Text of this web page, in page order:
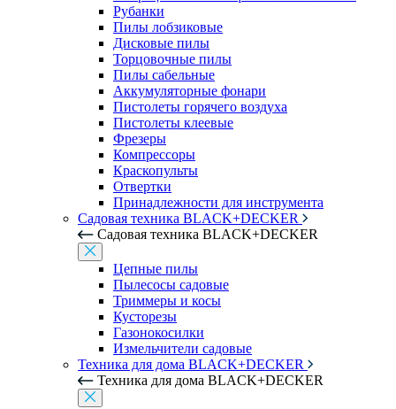
Рубанки
Пилы лобзиковые
Дисковые пилы
Торцовочные пилы
Пилы сабельные
Аккумуляторные фонари
Пистолеты горячего воздуха
Пистолеты клеевые
Фрезеры
Компрессоры
Краскопульты
Отвертки
Принадлежности для инструмента
Садовая техника BLACK+DECKER
Садовая техника BLACK+DECKER
Цепные пилы
Пылесосы садовые
Триммеры и косы
Кусторезы
Газонокосилки
Измельчители садовые
Техника для дома BLACK+DECKER
Техника для дома BLACK+DECKER